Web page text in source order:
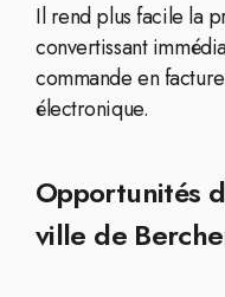
Il rend plus facile la
convertissant
commande en
électronique.
Opportunités
ville de